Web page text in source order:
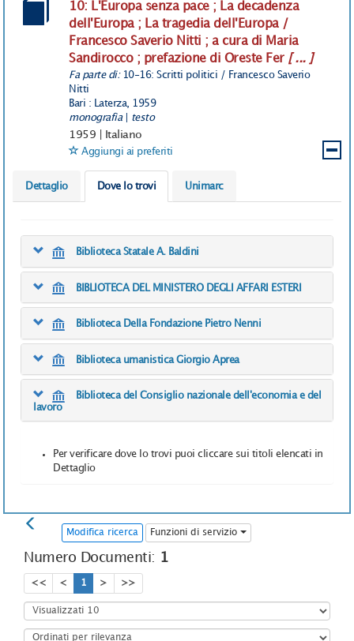
10: L'Europa senza pace ; La decadenza
dell'Europa ; La tragedia dell'Europa /
Francesco Saverio Nitti ; a cura di Maria
Sandirocco ; prefazione di Oreste Fer [ ... ]
Fa parte di: 10-16: Scritti politici / Francesco Saverio
Nitti
Bari : Laterza, 1959
monografia| testo
1959 Italiano
Aggiungi ai preferiti
Dettaglio Dove lo trovi Unimarc
Biblioteca Statale A. Baldini
BIBLIOTECA DEL MINISTERO DEGLI AFFARI ESTERI
Biblioteca Della Fondazione Pietro Nenni
Biblioteca umanistica Giorgio Aprea
Biblioteca del Consiglio nazionale dell'economia e del
lavoro
Per verificare dove lo trovi puoi cliccare sui titoli elencati in
Dettaglio
Modifica ricerca Funzioni di servizio
Numero Documenti: 1
<< < 1 > >>